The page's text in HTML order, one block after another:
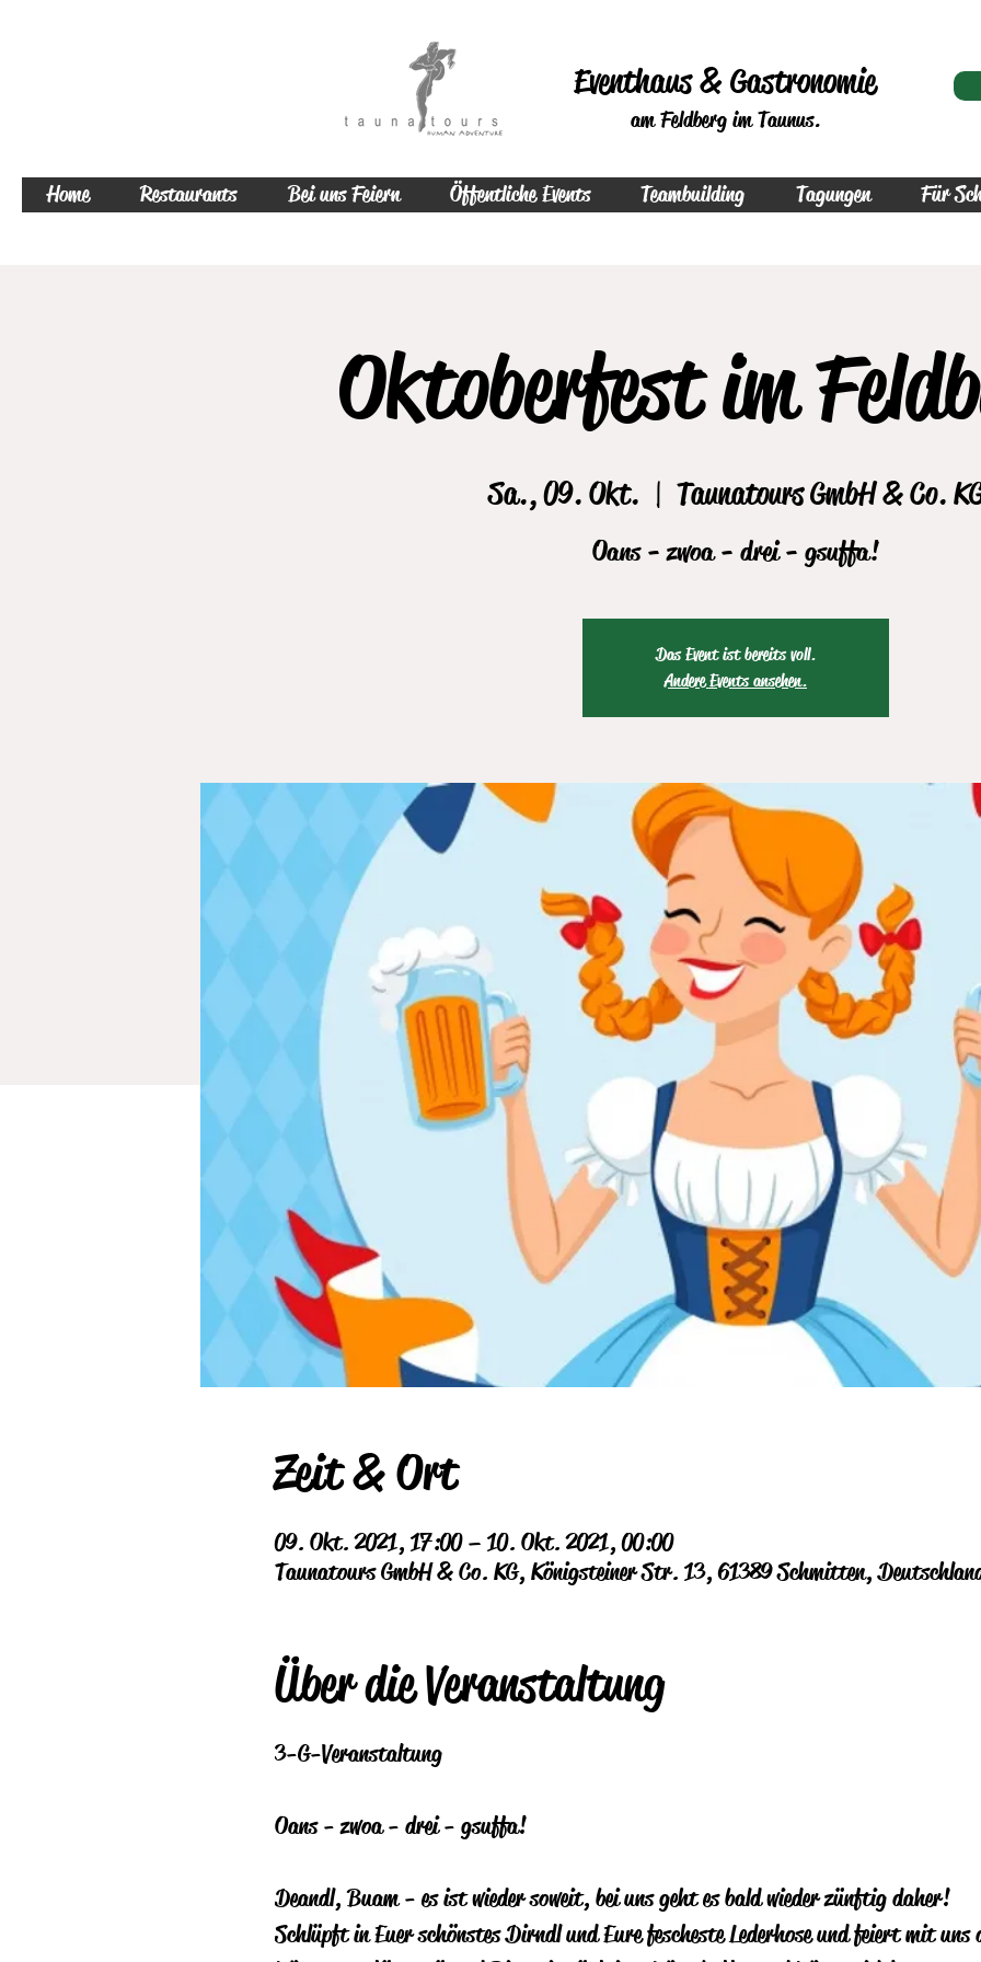
Eventhaus & Gastronomie
am Feldberg im Taunus.
Home Restaurants Bei uns Feiern Öffentliche Events Teambuilding Tagungen Für
Oktoberfest im
Sa., 09. Okt.
  |
Taunatours GmbH & Co.
Oans - zwoa - drei - gsuffa!
Das Event ist bereits voll.
Andere Events ansehen.
Zeit & Ort
09. Okt. 2021, 17:00 – 10. Okt. 2021, 00:00
Taunatours GmbH & Co. KG, Königsteiner Str. 13, 61389 Schmitten,
Über die Veranstaltung
3-G-Veranstaltung
Oans - zwoa - drei - gsuffa!
Deandl, Buam - es ist wieder soweit, bei uns geht es bald wieder zünftig daher!
Schlüpft in Euer schönstes Dirndl und Eure fescheste Lederhose und feiert mit